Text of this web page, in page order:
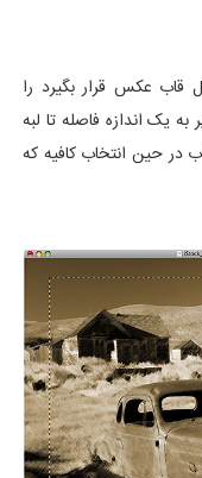
عکس قرار بگیرد را
یک اندازه فاصله تا لبه
در حین انتخاب کافیه که